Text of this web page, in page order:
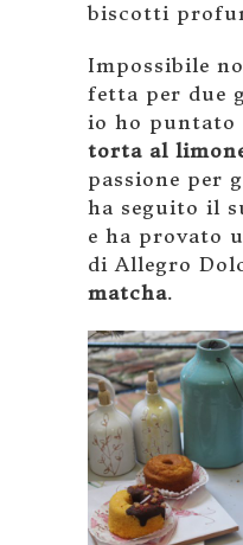
biscotti
Impossibile
fetta per due
io ho puntato
torta al
passione per
ha seguito il
e ha provato
di Allegro
matcha.